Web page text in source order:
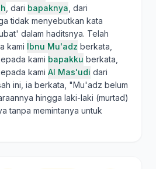
, dari bapaknya , dari
tidak menyebutkan kata
dalam haditsnya. Telah
kami Ibnu Mu'adz berkata,
kami bapakku berkata,
kami Al Mas'udi dari
ini, ia berkata, "Mu'adz belum
hingga laki-laki (murtad)
tanpa memintanya untuk